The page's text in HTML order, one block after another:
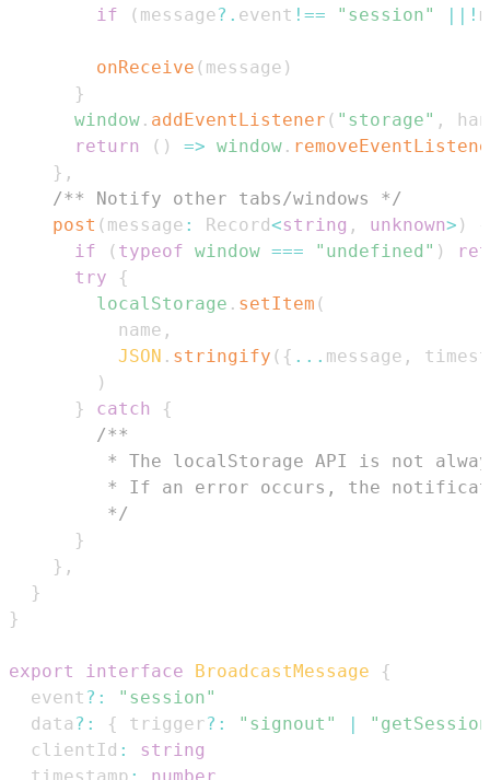
if
( message?. event !== "session" || !
onReceive ( message )
}
window . addEventListener ( "storage" ,
return
( ) => window .
} ,
/** Notify other tabs/windows */
post ( message : Record<string , unknown> )
if
( typeof window === "undefined" )
try
{
localStorage . setItem (
          name
,
JSON . stringify ( { ... message ,
)
}
catch
{
         */
}
} ,
}
}
export interface BroadcastMessage
{
  event
? :
"session"
  data
? : { trigger? : "signout" |
  clientId
:
string
  timestamp
: number